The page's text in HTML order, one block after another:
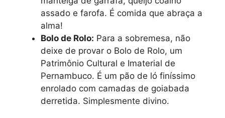
assado e farofa. É comida que abraça a
alma!
Bolo de Rolo: Para a sobremesa, não
deixe de provar o Bolo de Rolo, um
Patrimônio Cultural e Imaterial de
Pernambuco. É um pão de ló finíssimo
enrolado com camadas de goiabada
derretida. Simplesmente divino.